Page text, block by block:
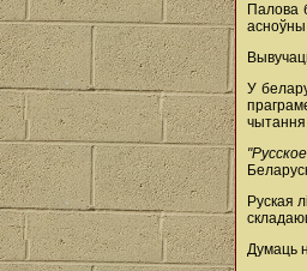
Палова
асноўны
У
Руская
Думаць